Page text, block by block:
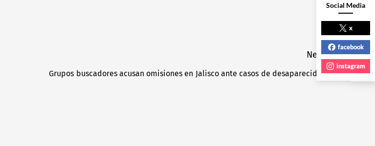
Next
Next
Grupos buscadores acusan omisiones en Jalisco ante casos de desaparecidos
NEXT POST
Social Media
x
facebook
instagram